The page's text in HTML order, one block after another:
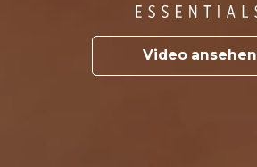
Video ansehen